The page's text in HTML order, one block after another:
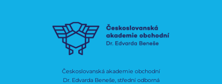
Českoslovanská akademie obchodní
Dr. Edvarda Beneše, střední odborná